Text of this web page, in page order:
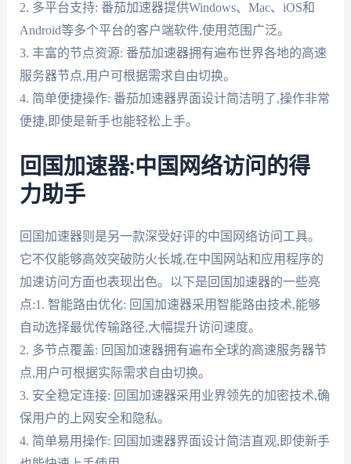
2. 多平台支持: 番茄加速器提供Windows、Mac、iOS和
Android等多个平台的客户端软件,使用范围广泛。
3. 丰富的节点资源: 番茄加速器拥有遍布世界各地的高速
服务器节点,用户可根据需求自由切换。
4. 简单便捷操作: 番茄加速器界面设计简洁明了,操作非常
便捷,即使是新手也能轻松上手。
回国加速器:中国网络访问的得
力助手
回国加速器则是另一款深受好评的中国网络访问工具。
它不仅能够高效突破防火长城,在中国网站和应用程序的
加速访问方面也表现出色。以下是回国加速器的一些亮
点:1. 智能路由优化: 回国加速器采用智能路由技术,能够
自动选择最优传输路径,大幅提升访问速度。
2. 多节点覆盖: 回国加速器拥有遍布全球的高速服务器节
点,用户可根据实际需求自由切换。
3. 安全稳定连接: 回国加速器采用业界领先的加密技术,确
保用户的上网安全和隐私。
4. 简单易用操作: 回国加速器界面设计简洁直观,即使新手